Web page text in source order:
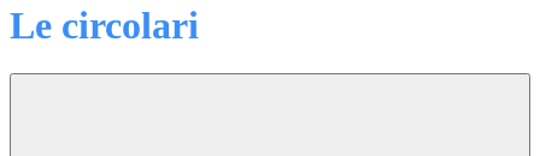
Le circolari